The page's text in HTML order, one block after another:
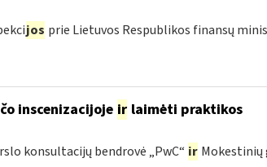
jos prie Lietuvos Respublikos finansų
inscenizacijoje irlaimėti praktikos
konsultacijų bendrovė „PwC“ ir Mokestinių